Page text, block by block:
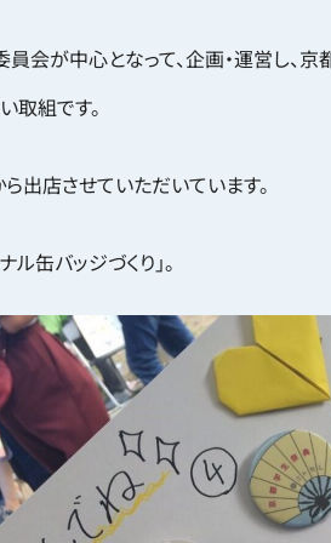
が中心となって、企画・運営し、京
取組です。
出店させていただいています。
缶バッジづくり」。